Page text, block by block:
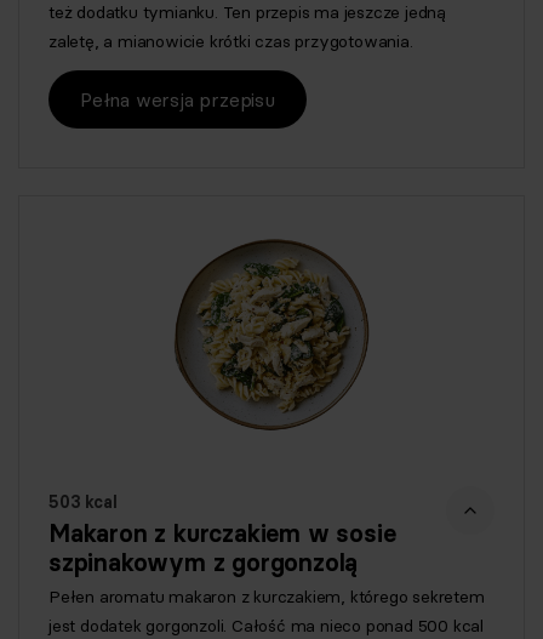
też dodatku tymianku. Ten przepis ma jeszcze jedną
zaletę, a mianowicie krótki czas przygotowania.
Pełna wersja przepisu
503 kcal
Makaron z kurczakiem w sosie
szpinakowym z gorgonzolą
Pełen aromatu makaron z kurczakiem, którego sekretem
jest dodatek gorgonzoli. Całość ma nieco ponad 500 kcal